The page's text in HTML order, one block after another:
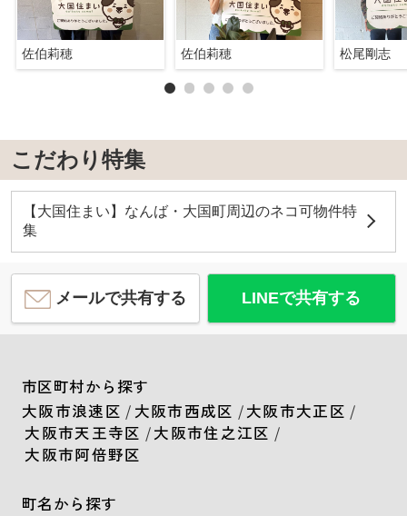
佐伯莉穂 佐伯莉穂 松尾剛志
こだわり特集
【大国住まい】なんば・大国町周辺のネコ可物件特
集
メールで共有する LINEで共有する
市区町村から探す
大阪市浪速区 / 大阪市西成区 /大阪市大正区 /
大阪市天王寺区 /大阪市住之江区 /
大阪市阿倍野区
町名から探す